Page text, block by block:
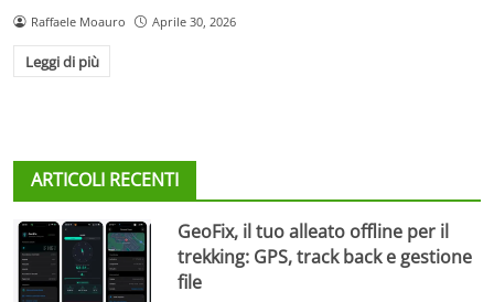
Raffaele Moauro Aprile 30, 2026
Leggi di più
ARTICOLI RECENTI
GeoFix, il tuo alleato offline per il
trekking: GPS, track back e gestione
file